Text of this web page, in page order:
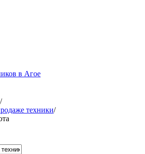
в Агое
/
техники/